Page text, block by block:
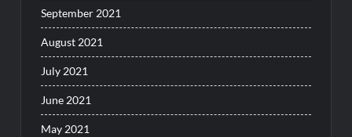
September 2021
August 2021
July 2021
June 2021
May 2021